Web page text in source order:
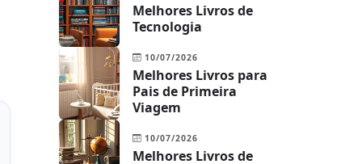
Melhores Livros de
Tecnologia
10/07/2026
Melhores Livros para
Pais de Primeira
Viagem
10/07/2026
Melhores Livros de